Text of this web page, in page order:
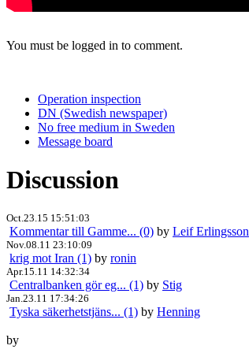
You must be logged in to comment.
Operation inspection
DN (Swedish newspaper)
No free medium in Sweden
Message board
Discussion
Oct.23.15 15:51:03
Kommentar till Gamme... (0) by Leif Erlingsson
Nov.08.11 23:10:09
krig mot Iran (1) by ronin
Apr.15.11 14:32:34
Centralbanken gör eg... (1) by Stig
Jan.23.11 17:34:26
Tyska säkerhetstjäns... (1) by Henning
by